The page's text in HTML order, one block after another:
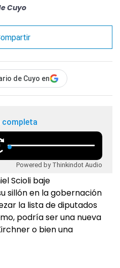
Cuyo
de Cuyo en
completa
Powered by Thinkindot Audio
Scioli baje
sillón en la gobernación
la lista de diputados
podría ser una nueva
o bien una